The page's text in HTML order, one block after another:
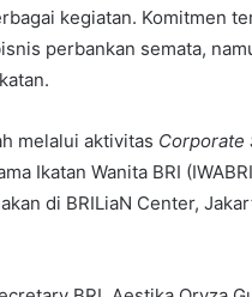
kegiatan. Komitmen
perbankan semata,
melalui aktivitas Corporate
Ikatan Wanita BRI
di BRILiaN Center,